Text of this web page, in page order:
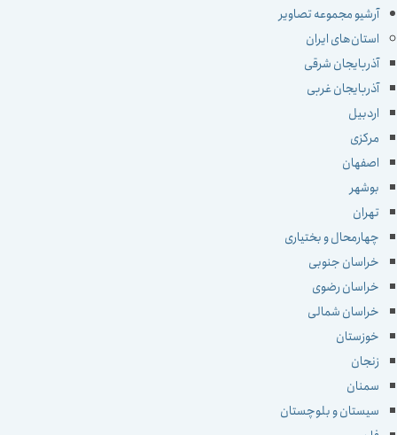
آرشیو مجموعه تصاویر
استان‌های ایران
آذربایجان شرقی
آذربایجان غربی
اردبیل
مرکزی
اصفهان
بوشهر
تهران
چهارمحال و بختیاری
خراسان جنوبی
خراسان رضوی
خراسان شمالی
خوزستان
زنجان
سمنان
سیستان و بلوچستان